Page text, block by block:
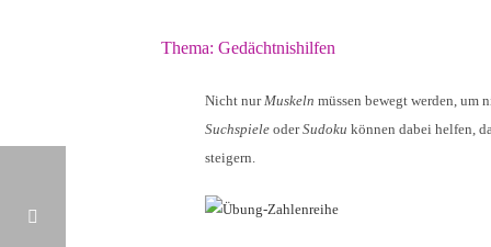
Thema: Gedächtnishilfen
Nicht nurMuskeln müssen bewegt werden, um
Suchspiele oderSudoku können dabei helfen,
steigern.